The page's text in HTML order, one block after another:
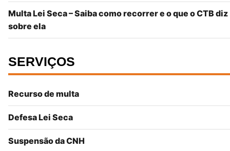
Multa Lei Seca – Saiba como recorrer e o que o CTB diz
sobre ela
SERVIÇOS
Recurso de multa
Defesa Lei Seca
Suspensão da CNH